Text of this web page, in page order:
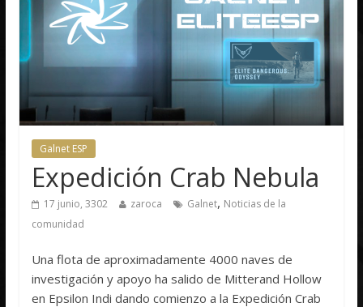
Galnet ESP
Expedición Crab Nebula
17 junio, 3302 zaroca Galnet, Noticias de la
comunidad
Una flota de aproximadamente 4000 naves de
investigación y apoyo ha salido de Mitterand Hollow
en Epsilon Indi dando comienzo a la Expedición Crab